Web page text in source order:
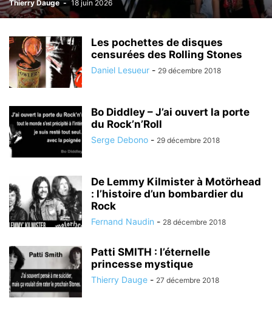
Thierry Dauge - 18 juin 2026
Les pochettes de disques
censurées des Rolling Stones
Daniel Lesueur - 29 décembre 2018
Bo Diddley – J’ai ouvert la porte
du Rock’n’Roll
Serge Debono - 29 décembre 2018
De Lemmy Kilmister à Motörhead
: l’histoire d’un bombardier du
Rock
Fernand Naudin - 28 décembre 2018
Patti SMITH : l’éternelle
princesse mystique
Thierry Dauge - 27 décembre 2018